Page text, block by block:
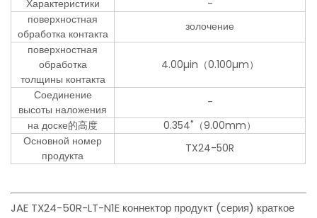
Характеристики
-
поверхностная
обработка контакта
золочение
поверхностная
обработка
толщины контакта
4.00µin（0.100µm）
Соединение
высоты наложения
-
на доске的高度
0.354"（9.00mm）
Основной номер
продукта
TX24-50R
JAE TX24-50R-LT-N1E коннектор продукт (серия) краткое